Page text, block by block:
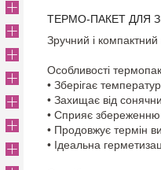
ТЕРМО-ПАКЕТ ДЛЯ
Зручний і
Особливості
• Зберігає
• Захищає від
• Сприяє збереженню
• Продовжує термін
• Ідеальна